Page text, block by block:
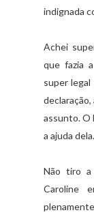
indignada
Achei
que fazia
super
assunto. O
a ajuda dela.
Não tiro a
Caroline